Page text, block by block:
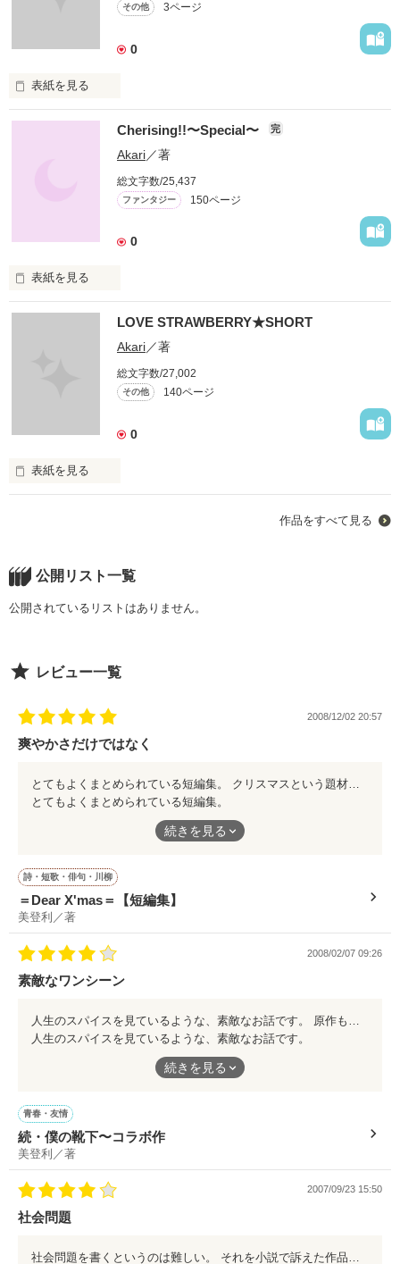
『Cherish!!』番外編シリーズ
おまけ感覚で、どうぞ♪♪
よろしく！
☆皆様のおかげで３万PV突破！☆
ほんとにほんとに、ありがとう！
その他 3ページ
0
表紙を見る
１ページ分の恋愛
作品を読む
Cherising!!〜Special〜 完
Akari／著
総文字数/25,437
ファンタジー 150ページ
0
表紙を見る
心
恋の行方…
皆様のおかげで１万PV突破致しました！
ありがとうございます！
LOVE STRAWBERRY★SHORT
Akari／著
総文字数/27,002
その他 140ページ
0
表紙を見る
恋や友情や
いろんなものを
書こうと思います。
作品を読む
作品をすべて見る
公開リスト一覧
公開されているリストはありません。
レビュー一覧
2008/12/02 20:57
爽やかさだけではなく
とてもよくまとめられている短編集。 クリスマスという題材は季節物ですが、関係なしに読みたくなる作品。 爽やかさだけではなく、無駄がない点は素晴らしい。
とてもよくまとめられている短編集。
クリスマスという題材は季節物ですが、関係なしに読みたくなる
続きを見る
詩・短歌・俳句・川柳
＝Dear X'mas＝【短編集】
美登利／著
2008/02/07 09:26
素敵なワンシーン
人生のスパイスを見ているような、素敵なお話です。 原作も素晴らしかったですが、コラボ作もしっかりと世界感があり、さらりと読める作品だと思います。
人生のスパイスを見ているような、素敵なお話です。
原作も素晴らしかったですが、コラボ作もしっかりと世界感があ
続きを見る
青春・友情
続・僕の靴下〜コラボ作
美登利／著
2007/09/23 15:50
社会問題